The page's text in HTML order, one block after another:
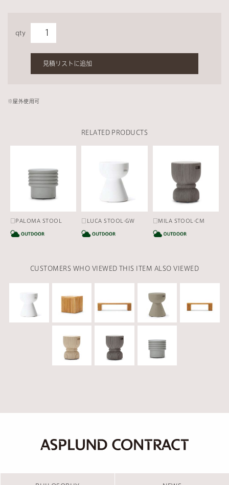
qty
見積リストに追加
※ 屋外使用可
RELATED PRODUCTS
□PALOMA STOOL
CATEGORY
□LUCA STOOL-GW
CATEGORY
□MILA STOOL-CM
CUSTOMERS WHO VIEWED THIS ITEM ALSO VIEWED